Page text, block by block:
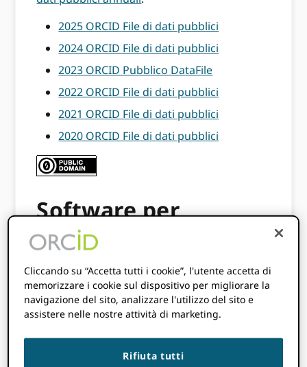
2025 ORCID File di dati pubblici
2024 ORCID File di dati pubblici
2023 ORCID Pubblico DataFile
2022 ORCID File di dati pubblici
2021 ORCID File di dati pubblici
2020 ORCID File di dati pubblici
Software per
accedere al file
Windows:Uno strumento per
decomprimere i file tar
comeWinraror7zip
Mac:Nessun software aggiuntivo
Cliccando su “Accetta tutti i cookie”, l'utente accetta di
memorizzare i cookie sul dispositivo per migliorare la
navigazione del sito, analizzare l'utilizzo del sito e
assistere nelle nostre attività di marketing.
Rifiuta tutti